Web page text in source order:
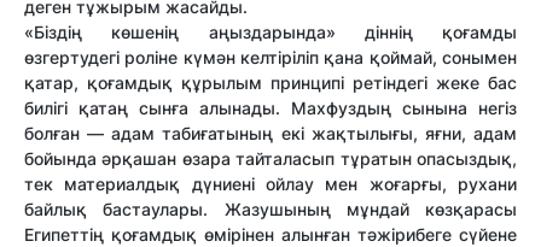
деген тұжырым жасайды.
«Біздің көшенің аңыздарында» діннің қоғамды
өзгертудегі роліне күмән келтіріліп қана қоймай, сонымен
қатар, қоғамдық құрылым принципі ретіндегі жеке бас
билігі қатаң сынға алынады. Махфуздың сынына негіз
болған — адам табиғатының екі жақтылығы, яғни, адам
бойында әрқашан өзара тайталасып тұратын опасыздық,
тек материалдық дүниені ойлау мен жоғарғы, рухани
байлық бастаулары. Жазушының мұндай көзқарасы
Египеттің қоғамдық өмірінен алынған тәжірибеге сүйене